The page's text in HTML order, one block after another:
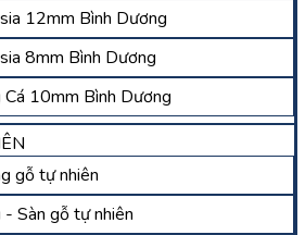
12mm Bình Dương
8mm Bình Dương
10mm Bình Dương
gỗ tự nhiên
- Sàn gỗ tự nhiên